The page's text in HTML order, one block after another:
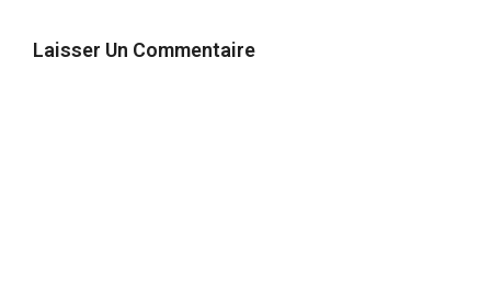
Laisser Un Commentaire